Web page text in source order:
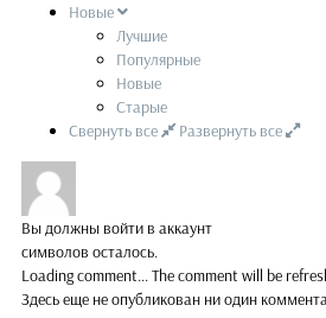
Новые
Лучшие
Популярные
Новые
Старые
Свернуть все
Развернуть все
Вы должны войти в аккаунт
символов осталось.
Loading comment...The comment will be
Здесь еще не опубликован ни один